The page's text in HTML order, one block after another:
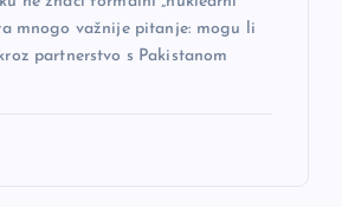
mnogo važnije pitanje: mogu li
partnerstvo s Pakistanom